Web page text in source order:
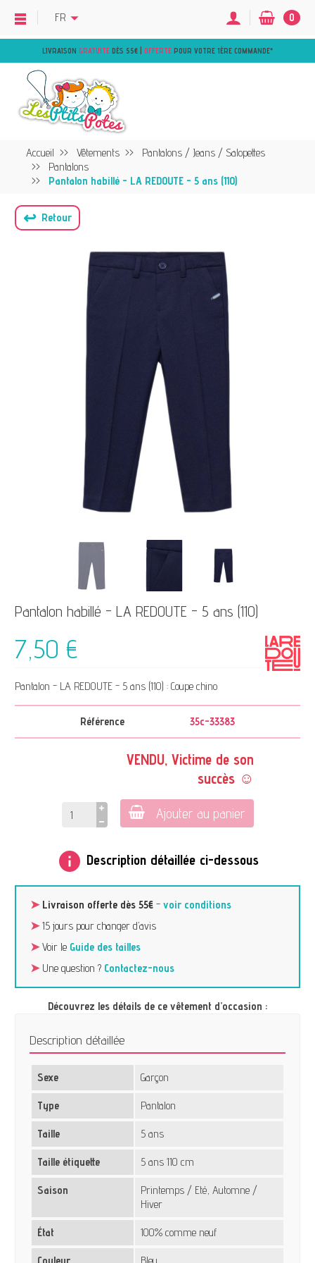
LIVRAISON GRATUITE DÈS 55€ | OFFERTE POUR VOTRE 1ÈRE COMMANDE*
FR 0
Accueil Vêtements
Pantalons / Jeans / Salopettes
Pantalons
Pantalon habillé - LA REDOUTE - 5 ans (110)
↩ Retour
Pantalon habillé - LA REDOUTE - 5 ans (110)
7,50 €
Pantalon - LA REDOUTE - 5 ans (110) : Coupe chino
Référence 35c-33383
VENDU, Victime de son
succès ☺
Ajouter au panier
info Description détaillée ci-dessous
➤ Livraison offerte dès 55€ -voir conditions
➤15 jours pour changer d’avis
➤Voir le Guide des tailles
➤Une question ? Contactez-nous
Découvrez les détails de ce vêtement d’occasion :
Description détaillée
Sexe Garçon
Type Pantalon
Taille 5 ans
Taille étiquette 5 ans 110 cm
Saison
Printemps / Eté, Automne /
Hiver
État 100% comme neuf